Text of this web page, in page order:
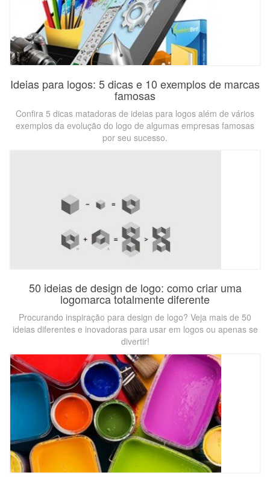
Ideias para logos: 5 dicas e 10 exemplos de marcas
famosas
Confira 5 dicas matadoras de ideias para logos além de vários
exemplos da evolução do logo de algumas empresas famosas
por seu sucesso.
50 ideias de design de logo: como criar uma
logomarca totalmente diferente
Procurando inspiração para design de logo? Veja mais de 50
ideias diferentes e inovadoras para usar em logos ou apenas se
divertir!